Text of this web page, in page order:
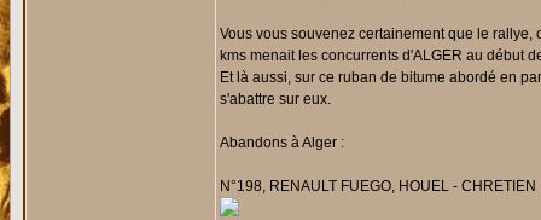
Vous vous souvenez certainement que le
kms menait les concurrents d'ALGER au début
Et là aussi, sur ce ruban de bitume abordé en
s'abattre sur eux.
Abandons à Alger :
N°198, RENAULT FUEGO, HOUEL -